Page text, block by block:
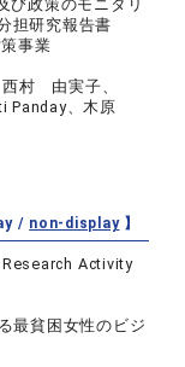
び政策のモニタリ
担研究報告書
事業
村 由実子、
Panday、木原
/ non-display】
Activity
最貧困女性のビジ